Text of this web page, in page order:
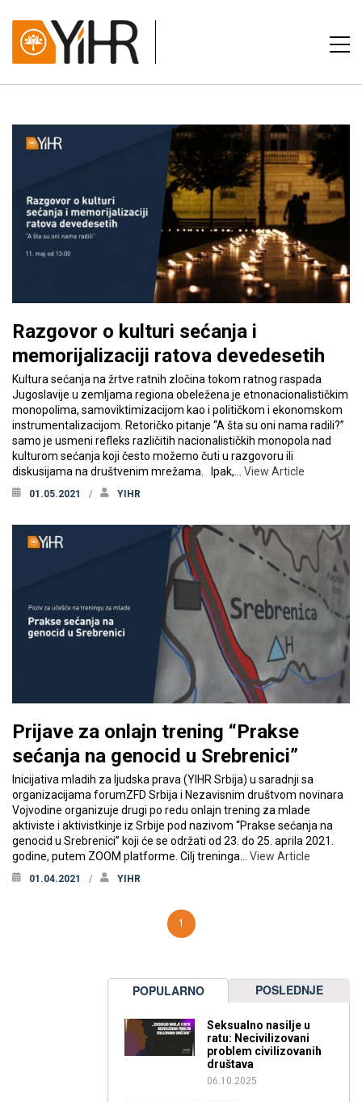
Razgovor o kulturi sećanja i
memorijalizaciji ratova devedesetih
Kultura sećanja na žrtve ratnih zločina tokom ratnog raspada
Jugoslavije u zemljama regiona obeležena je etnonacionalističkim
monopolima, samoviktimizacijom kao i političkom i ekonomskom
instrumentalizacijom. Retoričko pitanje “A šta su oni nama radili?”
samo je usmeni refleks različitih nacionalističkih monopola nad
kulturom sećanja koji često možemo čuti u razgovoru ili
diskusijama na društvenim mrežama. Ipak,… View Article
01.05.2021 YIHR
Prijave za onlajn trening “Prakse
sećanja na genocid u Srebrenici”
Inicijativa mladih za ljudska prava (YIHR Srbija) u saradnji sa
organizacijama forumZFD Srbija i Nezavisnim društvom novinara
Vojvodine organizuje drugi po redu onlajn trening za mlade
aktiviste i aktivistkinje iz Srbije pod nazivom “Prakse sećanja na
genocid u Srebrenici” koji će se održati od 23. do 25. aprila 2021.
godine, putem ZOOM platforme. Cilj treninga… View Article
01.04.2021 YIHR
1
POPULARNO POSLEDNJE
Seksualno nasilje u
ratu: Necivilizovani
problem civilizovanih
društava
06.10.2025